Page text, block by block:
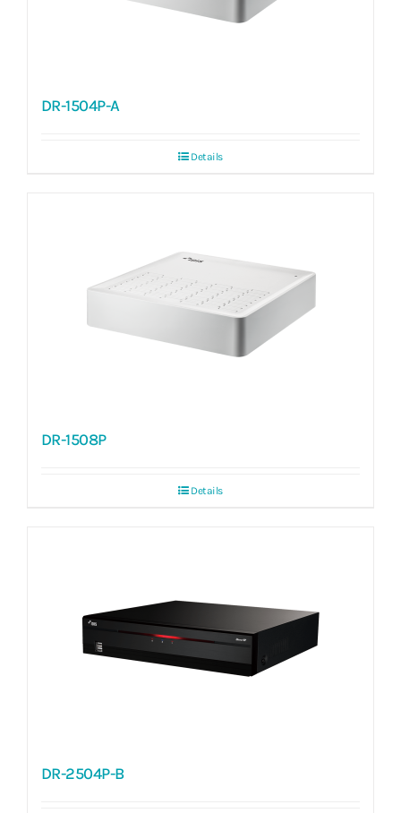
DR-1504P-A
Details
DR-1508P
Details
DR-2504P-B